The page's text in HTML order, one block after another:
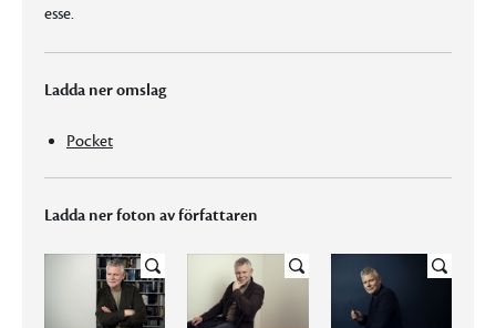
esse.
Ladda ner omslag
Pocket
Ladda ner foton av författaren